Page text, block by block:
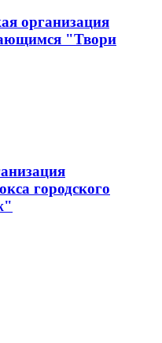
организация
"Твори
городского